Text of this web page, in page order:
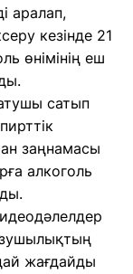
аралап,
кезінде 21
өнімінің еш
сатып
заңнамасы
алкоголь
жағдайды